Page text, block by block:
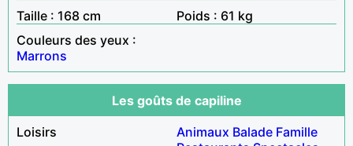
Taille : 168 cm
Poids : 61 kg
Couleurs des yeux :
Marrons
Les goûts de capiline
Loisirs
Animaux Balade Famille